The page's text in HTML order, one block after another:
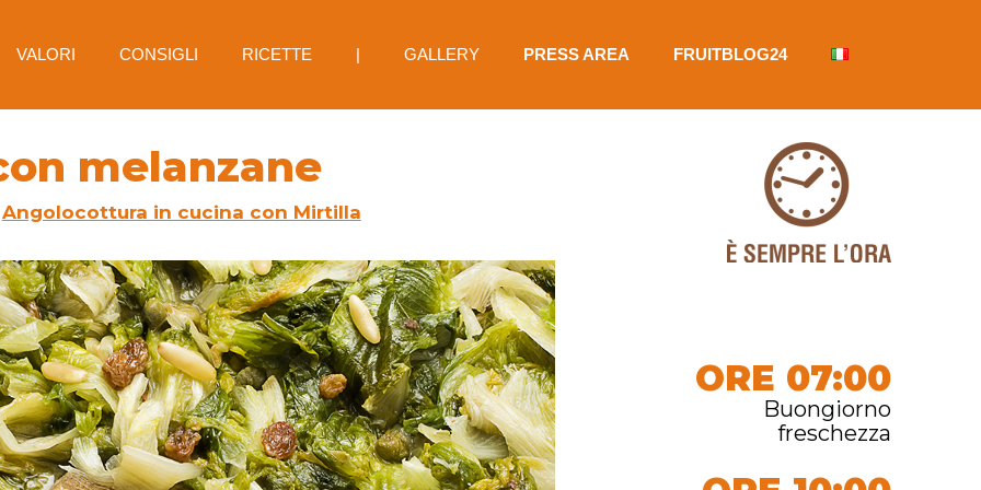
VALORI CONSIGLI RICETTE | GALLERY PRESS AREA FRUITBLOG24
melanzane
Angolocottura in cucina con Mirtilla
ORE 07:00
Buongiorno
freschezza